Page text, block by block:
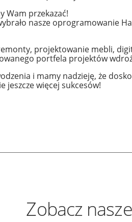
Wam przekazać!
nasze oprogramowanie
projektowanie mebli,
portfela projektów
i mamy nadzieję, że
jeszcze więcej sukcesów!
Zobacz